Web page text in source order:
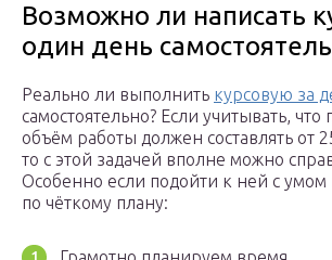
Возможно ли написать
один день
Реально ли выполнить курсовую за
самостоятельно? Если учитывать,
объём работы должен составлять от
то с этой задачей вполне можно
Особенно если подойти к ней с умом
по чёткому плану: